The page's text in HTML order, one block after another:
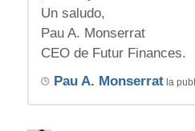
Un saludo,
Pau A. Monserrat
CEO de Futur Finances.
Pau A. Monserratla